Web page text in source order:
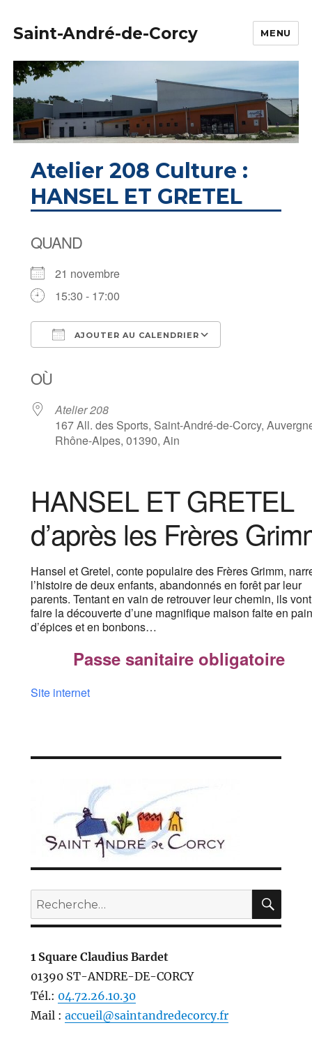
Saint-André-de-Corcy MENU
Atelier 208 Culture :
HANSEL ET GRETEL
QUAND
21 novembre
15:30 - 17:00
AJOUTER AU CALENDRIER
OÙ
Atelier 208
167 All. des Sports, Saint-André-de-Corcy,
Rhône-Alpes, 01390, Ain
HANSEL ET GRETEL
d’après les Frères
Hansel et Gretel, conte populaire des Frères Grimm,
l’histoire de deux enfants, abandonnés en forêt par leur
parents. Tentant en vain de retrouver leur chemin, ils vont
faire la découverte d’une magnifique maison faite en pain
d’épices et en bonbons…
Passe sanitaire obligatoire
Site internet
Recherche
pour :
1 Square Claudius Bardet
01390 ST-ANDRE-DE-CORCY
Tél.: 04.72.26.10.30
Mail : accueil@saintandredecorcy.fr